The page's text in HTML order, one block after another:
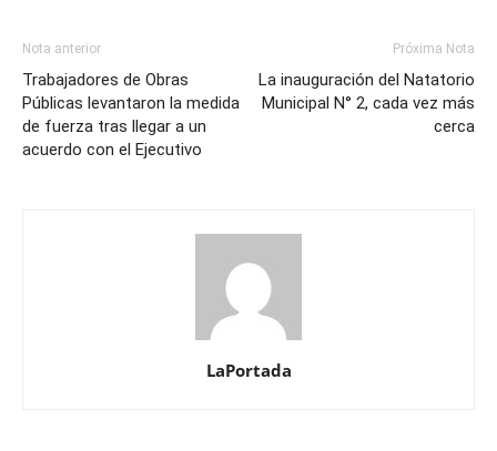
Nota anterior
Trabajadores de Obras
Públicas levantaron la medida
de fuerza tras llegar a un
acuerdo con el Ejecutivo
Próxima Nota
La inauguración del Natatorio
Municipal N° 2, cada vez más
cerca
LaPortada